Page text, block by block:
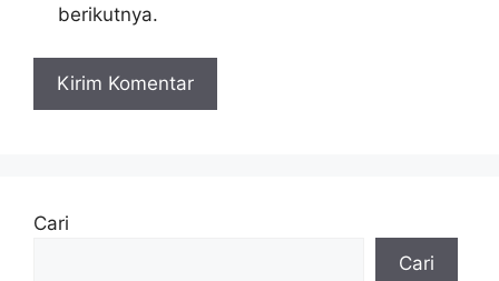
berikutnya.
Cari
Cari